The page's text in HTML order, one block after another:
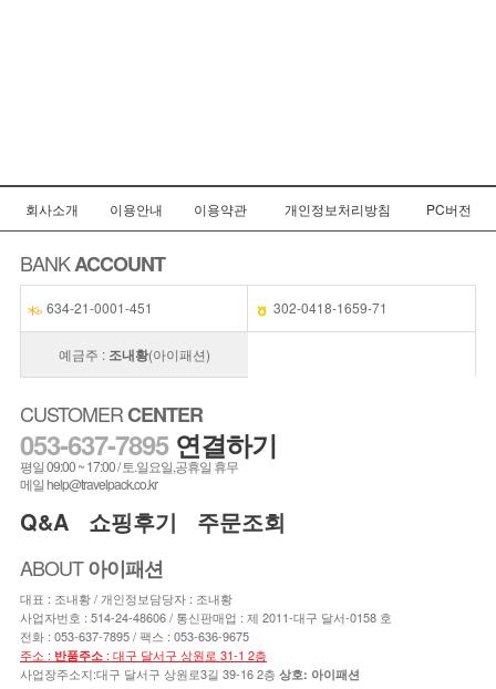
회사소개 이용안내 이용약관 개인정보처리방침 PC버전
BANKACCOUNT
634-21-0001-451 302-0418-1659-71
예금주 : 조내황(아이패션)
CUSTOMERCENTER
053-637-7895 연결하기
평일 09:00 ~ 17:00 / 토.일요일,공휴일 휴무
메일 help@travelpack.co.kr
Q&A 쇼핑후기 주문조회
ABOUT아이패션
대표 : 조내황 / 개인정보담당자 : 조내황
사업자번호 : 514-24-48606 / 통신판매업 : 제 2011-대구 달서-0158 호
전화 : 053-637-7895/ 팩스 : 053-636-9675
주소 : 반품주소 : 대구 달서구 상원로 31-1 2층
사업장주소지:대구 달서구 상원로3길 39-16 2층 상호: 아이패션